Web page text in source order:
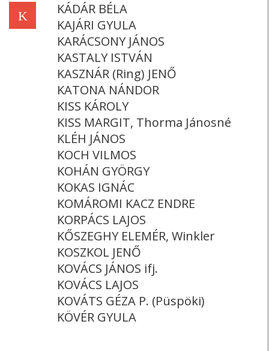
K
KÁDÁR BÉLA
KAJÁRI GYULA
KARÁCSONY JÁNOS
KASTALY ISTVÁN
KASZNÁR (Ring) JENŐ
KATONA NÁNDOR
KISS KÁROLY
KISS MARGIT, Thorma Jánosné
KLÉH JÁNOS
KOCH VILMOS
KOHÁN GYÖRGY
KOKAS IGNÁC
KOMÁROMI KACZ ENDRE
KORPÁCS LAJOS
KŐSZEGHY ELEMÉR, Winkler
KOSZKOL JENŐ
KOVÁCS JÁNOS ifj.
KOVÁCS LAJOS
KOVÁTS GÉZA P. (Püspöki)
KÖVÉR GYULA